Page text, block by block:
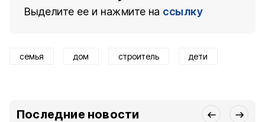
Выделите ее и нажмите на ссылку
семья дом строитель дети
Последние новости